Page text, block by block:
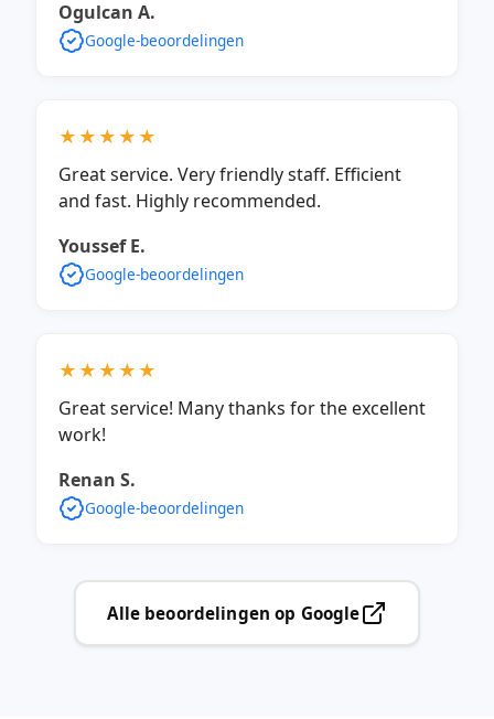
Ogulcan A.
Google-beoordelingen
★★★★★
Great service. Very friendly staff. Efficient
and fast. Highly recommended.
Youssef E.
Google-beoordelingen
★★★★★
Great service! Many thanks for the excellent
work!
Renan S.
Google-beoordelingen
Alle beoordelingen op Google